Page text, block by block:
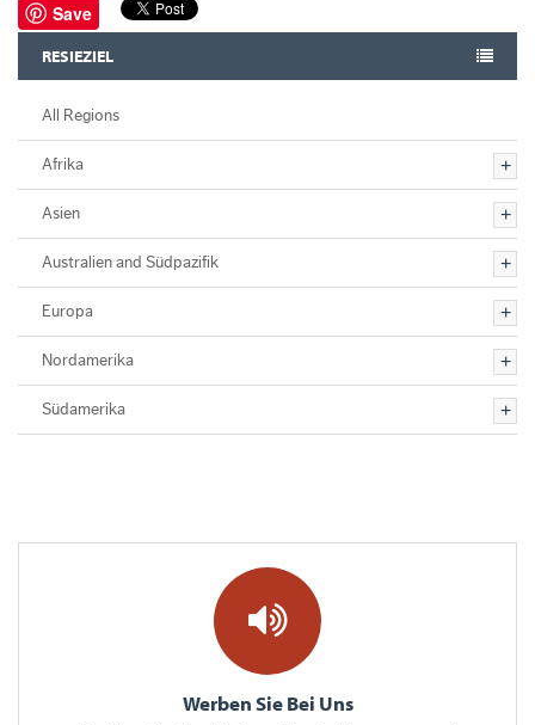
Save
RESIEZIEL
All Regions
Afrika
Asien
Australien and Südpazifik
Europa
Nordamerika
Südamerika
Werben Sie Bei Uns